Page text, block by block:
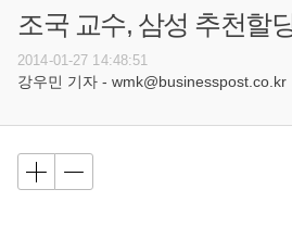
조국 교수, 삼성 추천할
2014-01-27 14:48:51
강우민 기자 - wmk@businesspost.co.kr